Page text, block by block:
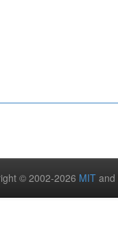
© 2002-2026 MIT and